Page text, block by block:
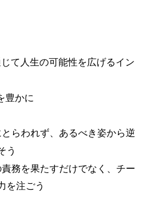
て人生の可能性を広げるイン
豊かに
らわれず、あるべき姿から逆
う
務を果たすだけでなく、チー
を注ごう